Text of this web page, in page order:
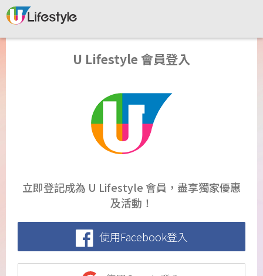
U Lifestyle 會員登入
立即登記成為 U Lifestyle 會員，盡享獨家優惠
及活動！
使用Facebook登入